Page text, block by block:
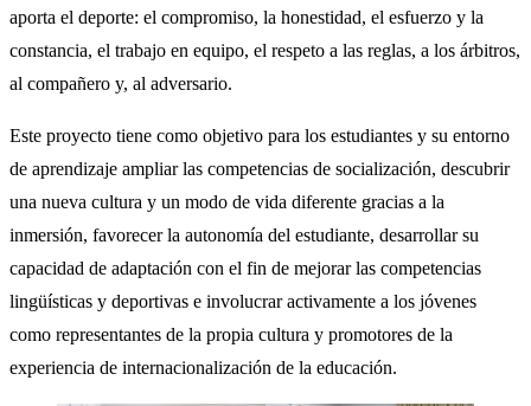
aporta el deporte: el compromiso, la honestidad, el esfuerzo y la
constancia, el trabajo en equipo, el respeto a las reglas, a los árbitros,
al compañero y, al adversario.
Este proyecto tiene como objetivo para los estudiantes y su entorno
de aprendizaje ampliar las competencias de socialización, descubrir
una nueva cultura y un modo de vida diferente gracias a la
inmersión, favorecer la autonomía del estudiante, desarrollar su
capacidad de adaptación con el fin de mejorar las competencias
lingüísticas y deportivas e involucrar activamente a los jóvenes
como representantes de la propia cultura y promotores de la
experiencia de internacionalización de la educación.